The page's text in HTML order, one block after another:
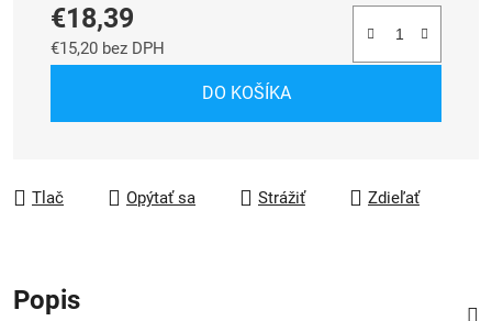
€18,39
€15,20 bez DPH
DO KOŠÍKA
Tlač Opýtať sa Strážiť Zdieľať
Popis